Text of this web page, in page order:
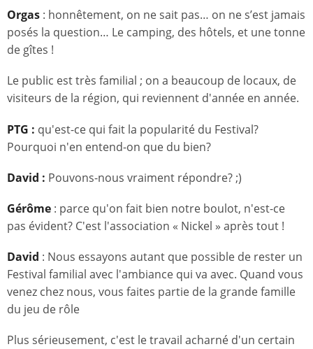
Orgas : honnêtement, on ne sait pas… on ne s’est jamais
posés la question… Le camping, des hôtels, et une tonne
de gîtes !
Le public est très familial ; on a beaucoup de locaux, de
visiteurs de la région, qui reviennent d'année en année.
PTG : qu'est-ce qui fait la popularité du Festival?
Pourquoi n'en entend-on que du bien?
David : Pouvons-nous vraiment répondre? ;)
Gérôme : parce qu'on fait bien notre boulot, n'est-ce
pas évident? C'est l'association « Nickel » après tout !
David : Nous essayons autant que possible de rester un
Festival familial avec l'ambiance qui va avec. Quand vous
venez chez nous, vous faites partie de la grande famille
du jeu de rôle
Plus sérieusement, c'est le travail acharné d'un certain